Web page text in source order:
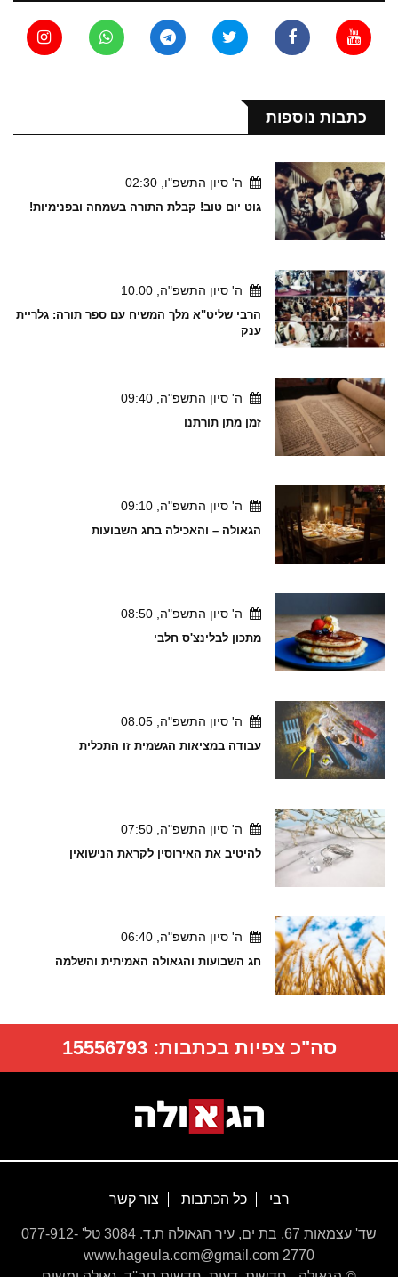
כתבות נוספות
ה' סיון התשפ"ו, 02:30
גוט יום טוב! קבלת התורה בשמחה ובפנימיות!
ה' סיון התשפ"ה, 10:00
הרבי שליט"א מלך המשיח עם ספר תורה: גלריית
ענק
ה' סיון התשפ"ה, 09:40
זמן מתן תורתנו
ה' סיון התשפ"ה, 09:10
הגאולה – והאכילה בחג השבועות
ה' סיון התשפ"ה, 08:50
מתכון לבלינצ'ס חלבי
ה' סיון התשפ"ה, 08:05
עבודה במציאות הגשמית זו התכלית
ה' סיון התשפ"ה, 07:50
להיטיב את האירוסין לקראת הנישואין
ה' סיון התשפ"ה, 06:40
חג השבועות והגאולה האמיתית והשלמה
סה"כ צפיות בכתבות:15556793
רבי כל הכתבות צור קשר
שד' עצמאות 67, בת ים, עיר הגאולה ת.ד. 3084 טל' 077-912-
2770 www.hageula.com@gmail.com